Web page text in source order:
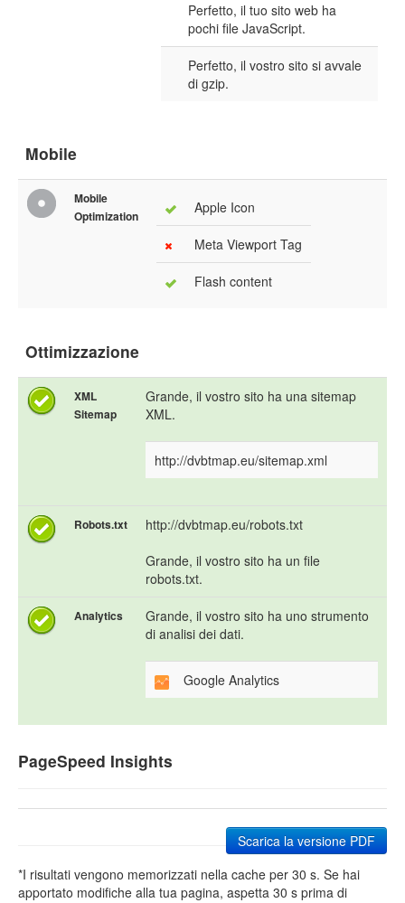
Perfetto, il tuo sito web ha
pochi file JavaScript.
Perfetto, il vostro sito si avvale
di gzip.
Mobile
Mobile
Optimization
Apple Icon
Meta Viewport Tag
Flash content
Ottimizzazione
XML
Sitemap
Grande, il vostro sito ha una sitemap
XML.
http://dvbtmap.eu/sitemap.xml
Robots.txt
http://dvbtmap.eu/robots.txt
Grande, il vostro sito ha un file
robots.txt.
Analytics
Grande, il vostro sito ha uno strumento
di analisi dei dati.
Google Analytics
PageSpeed Insights
Scarica la versione PDF
*I risultati vengono memorizzati nella cache per 30 s. Se hai
apportato modifiche alla tua pagina, aspetta 30 s prima di